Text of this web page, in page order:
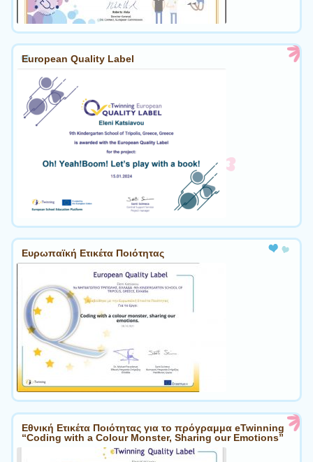
European Quality Label
Ευρωπαϊκή Ετικέτα Ποιότητας
Εθνική Ετικέτα Ποιότητας για το πρόγραμμα eTwinning
“Coding with a Colour Monster, Sharing our Emotions”